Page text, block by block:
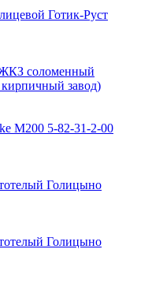
Готик-Руст
соломенный
завод)
М200 5-82-31-2-00
Голицыно
Голицыно